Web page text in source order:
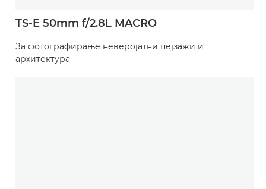
TS-E 50mm f/2.8L MACRO
За фотографирање неверојатни пејзажи и
архитектура